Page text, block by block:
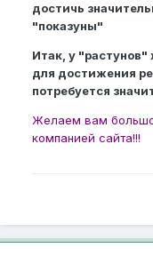
достичь
"показуны"
Итак, у "растунов"
для достижения
потребуется
Желаем вам
компанией сайта!!!